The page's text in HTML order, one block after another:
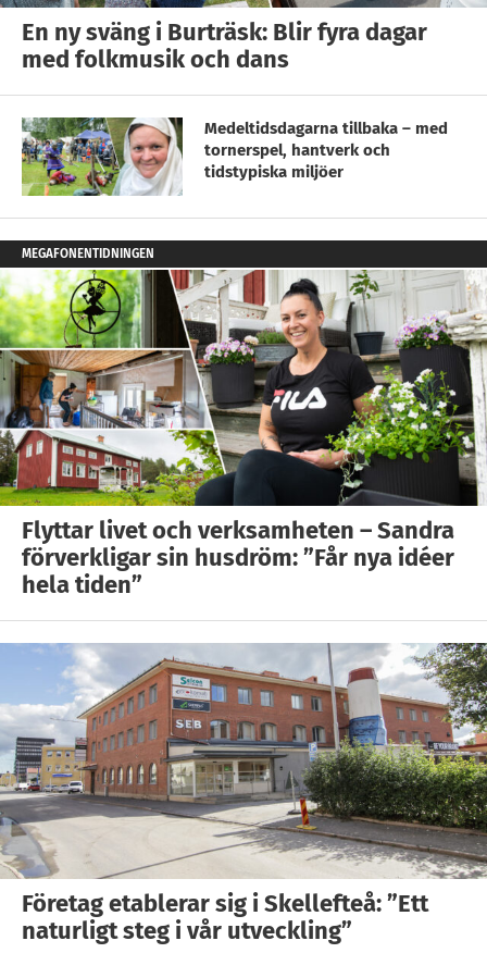
En ny sväng i Burträsk: Blir fyra dagar
med folkmusik och dans
Medeltidsdagarna tillbaka – med
tornerspel, hantverk och
tidstypiska miljöer
MEGAFONENTIDNINGEN
Flyttar livet och verksamheten – Sandra
förverkligar sin husdröm: ”Får nya idéer
hela tiden”
Företag etablerar sig i Skellefteå: ”Ett
naturligt steg i vår utveckling”